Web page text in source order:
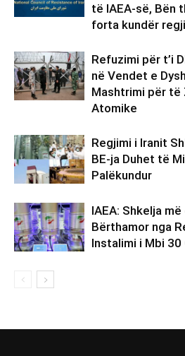
të IAEA-së, Bën
forta kundër
Refuzimi për t’i
në Vendet e
Mashtrimi për të
Atomike
Regjimi i Iranit
BE-ja Duhet të
Palëkundur
IAEA: Shkelja
Bërthamor nga
Instalimi i Mbi